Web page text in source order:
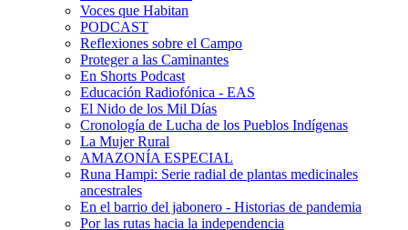
Voces que Habitan
PODCAST
Reflexiones sobre el Campo
Proteger a las Caminantes
En Shorts Podcast
Educación Radiofónica - EAS
El Nido de los Mil Días
Cronología de Lucha de los Pueblos Indígenas
La Mujer Rural
AMAZONÍA ESPECIAL
Runa Hampi: Serie radial de plantas medicinales
ancestrales
En el barrio del jabonero - Historias de pandemia
Por las rutas hacia la independencia